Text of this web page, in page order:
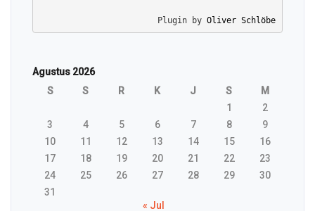
Plugin by Oliver Schlöbe
Agustus 2026
S
S R K J S
M
1
2
3
4 5 6 7 8
9
10
11 12 13 14 15
16
17
18 19 20 21 22
23
24
25 26 27 28 29
30
31
« Jul